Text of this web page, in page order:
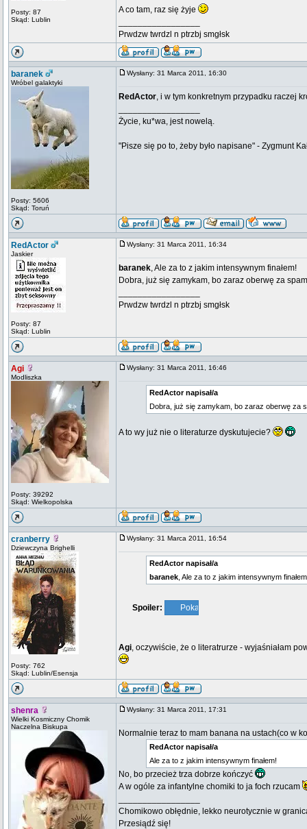
Posty: 87
Skąd: Lublin
A co tam, raz się żyje
Prwdzw twrdzl n ptrzbj smgłsk
baranek
Wróbel galaktyki
Posty: 5606
Skąd: Toruń
Wysłany: 31 Marca 2011, 16:30
RedActor, i w tym konkretnym przypadku raczej
Życie, ku*wa, jest nowelą.
"Pisze się po to, żeby było napisane" - Zygmunt
RedActor
Jaskier
Posty: 87
Skąd: Lublin
Wysłany: 31 Marca 2011, 16:34
baranek, Ale za to z jakim intensywnym finałem!
Dobra, już się zamykam, bo zaraz oberwę za
Prwdzw twrdzl n ptrzbj smgłsk
Agi
Modliszka
Posty: 39292
Skąd: Wielkopolska
Wysłany: 31 Marca 2011, 16:46
RedActor napisał/a
Dobra, już się zamykam, bo zaraz oberwę za
A to wy już nie o literaturze dyskutujecie?
cranberry
Dziewczyna Brighelli
Posty: 762
Skąd: Lublin/Esensja
Wysłany: 31 Marca 2011, 16:54
RedActor napisał/a
baranek , Ale za to z jakim intensywnym
Spoiler:
Agi, oczywiście, że o literatrurze - wyjaśniałam
shenra
Wielki Kosmiczny Chomik
Naczelna Biskupa
Wysłany: 31 Marca 2011, 17:31
Normalnie teraz to mam banana na ustach(co w
RedActor napisał/a
Ale za to z jakim intensywnym finałem!
No, bo przecież trza dobrze kończyć
A w ogóle za infantylne chomiki to ja foch rzucam
Chomikowo obłędnie, lekko neurotycznie w
Przesiądź się!